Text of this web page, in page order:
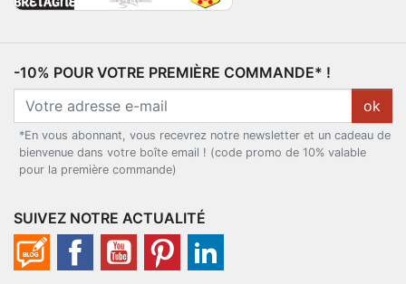
-10% POUR VOTRE PREMIÈRE COMMANDE* !
ok
*En vous abonnant, vous recevrez notre newsletter et un cadeau de
bienvenue dans votre boîte email ! (code promo de 10% valable
pour la première commande)
SUIVEZ NOTRE ACTUALITÉ